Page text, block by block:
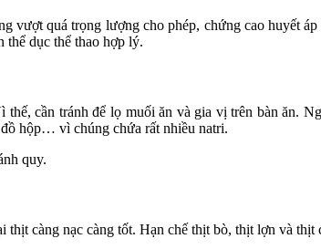
quá trọng lượng cho phép, chứng cao huyết
thể dục thể thao hợp lý.
cần tránh để lọ muối ăn và gia vị trên bàn ăn.
hộp… vì chúng chứa rất nhiều natri.
quy.
càng nạc càng tốt. Hạn chế thịt bò, thịt lợn và